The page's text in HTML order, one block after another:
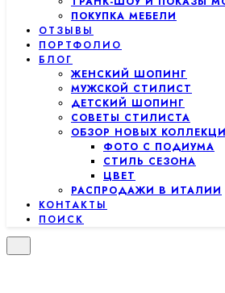
ПОКУПКА МЕБЕЛИ
ОТЗЫВЫ
ПОРТФОЛИО
БЛОГ
ЖЕНСКИЙ ШОПИНГ
МУЖСКОЙ СТИЛИСТ
ДЕТСКИЙ ШОПИНГ
СОВЕТЫ СТИЛИСТА
ОБЗОР НОВЫХ
ФОТО С ПОДИУМА
СТИЛЬ СЕЗОНА
ЦВЕТ
РАСПРОДАЖИ В ИТАЛИИ
КОНТАКТЫ
ПОИСК